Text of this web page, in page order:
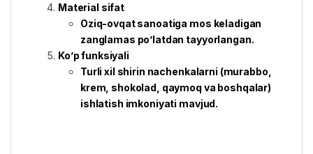
Material sifat
Oziq-ovqat sanoatiga mos keladigan
zanglamas po’latdan tayyorlangan.
Ko’p funksiyali
Turli xil shirin nachenkalarni (murabbo,
krem, shokolad, qaymoq va boshqalar)
ishlatish imkoniyati mavjud.